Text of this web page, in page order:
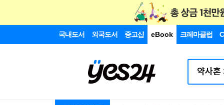
국내도서 외국도서 중고샵 eBook 크레마클럽